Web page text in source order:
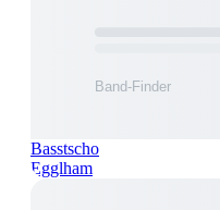
Basstscho
Egglham